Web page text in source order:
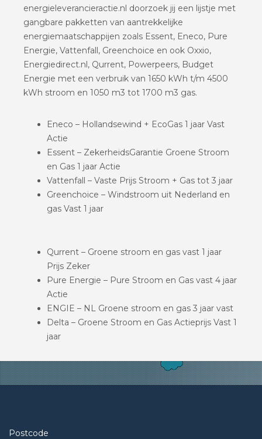
energieleverancieractie.nl doorzoek jij een lijstje met
gangbare pakketten van aantrekkelijke
energiemaatschappijen zoals Essent, Eneco, Pure
Energie, Vattenfall, Greenchoice en ook Oxxio,
Energiedirect.nl, Qurrent, Powerpeers, Budget
Energie met een verbruik van 1650 kWh t/m 4500
kWh stroom en 1050 m3 tot 1700 m3 gas.
Eneco – Hollandsewind + EcoGas 1 jaar Vast
Actie
Essent – ZekerheidsGarantie Groene Stroom
en Gas 1 jaar Actie
Vattenfall – Vaste Prijs Stroom + Gas tot 3 jaar
Greenchoice – Windstroom uit Nederland en
gas Vast 1 jaar
Qurrent – Groene stroom en gas vast 1 jaar
Prijs Zeker
Pure Energie – Pure Stroom en Gas vast 4 jaar
Actie
ENGIE – NL Groene stroom en gas 3 jaar vast
Delta – Groene Stroom en Gas Actieprijs Vast 1
jaar
Postcode